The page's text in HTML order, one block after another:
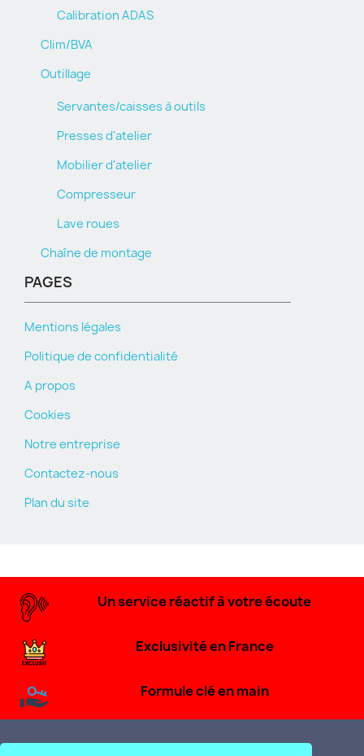
Calibration ADAS
Clim/BVA
Outillage
Servantes/caisses à outils
Presses d'atelier
Mobilier d'atelier
Compresseur
Lave roues
Chaîne de montage
PAGES
Mentions légales
Politique de confidentialité
A propos
Cookies
Notre entreprise
Contactez-nous
Plan du site
Un service réactif à votre écoute
Exclusivité en France
Formule clé en main